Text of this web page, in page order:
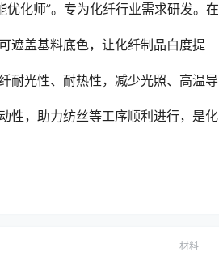
化师”。专为化纤行业需求研发。在
遮盖基料底色，让化纤制品白度提
耐光性、耐热性，减少光照、高温导
性，助力纺丝等工序顺利进行，是化
材料